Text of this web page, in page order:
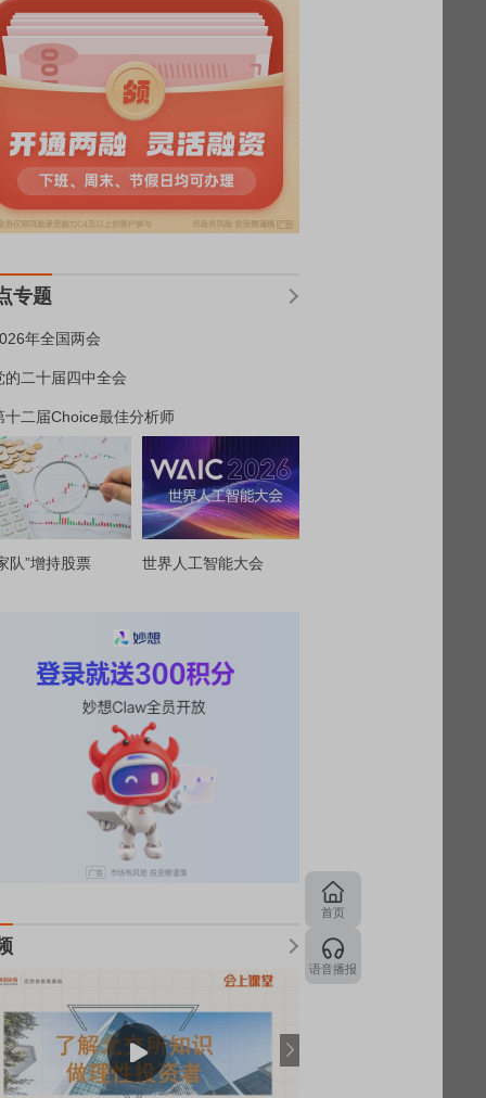
专题
年全国两会
的二十届四中全会
十二届Choice最佳分析师
队”增持股票 世界人工智能大会
首页
语音播报